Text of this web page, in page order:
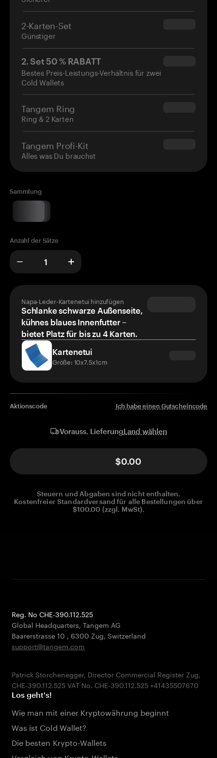
2-Karten-Set
Günstiger
$54.90
2. Set 50 % RABATT
Bestes Preis-Leistungs-Verhältnis für zwei
Cold Wallets
$34.95
Tangem Ring
Ring & 2 Karten
$160.00
Tangem Profi-Kit
Alles was Du brauchst
$180.00
Sammlung
Anzahl der Sätze
Napa-Leder-Kartenetui hinzufügen
Schlanke schwarze Außenseite,
kühnes blaues Innenfutter –
bietet Platz für bis zu 4 Karten.
Kartenetui
Größe: 10x7.5x1cm
Aktionscode Ich habe einen Gutscheincode
Vorauss. LieferungLand wählen
$0.00
Steuern und Abgaben sind nicht enthalten.
Kostenfreier Standardversand für alle Bestellungen über
$100.00 (zzgl. MwSt).
Reg. No CHE-390.112.525
Global Headquarters, Tangem AG
Baarerstrasse 10 , 6300 Zug, Switzerland
support@tangem.com
Patrick Storchenegger, Director Commercial Register Zug,
Los geht's!
Wie man mit einer Kryptowährung beginnt
Was ist Cold Wallet?
Die besten Krypto-Wallets